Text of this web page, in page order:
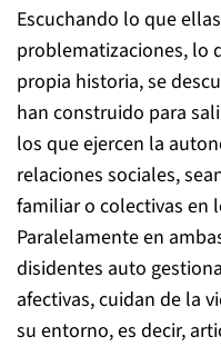
Escuchando lo que
problematizaciones, lo
propia historia, se
han construido para
los que ejercen la
relaciones sociales,
familiar o colectivas en
Paralelamente en
disidentes auto
afectivas, cuidan de la
su entorno, es decir,